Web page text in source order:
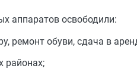
аппаратов освободили:
ремонт обуви, сдача в
районах;